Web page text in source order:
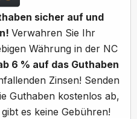
sicher auf und
Verwahren Sie Ihr
Währung in der NC
6 % auf das Guthaben
Zinsen! Senden
Guthaben kostenlos ab,
es keine Gebühren!